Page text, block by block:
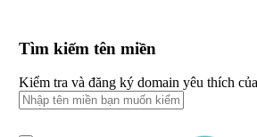
Tìm kiếm tên miền
Kiểm tra và đăng ký domain yêu thích